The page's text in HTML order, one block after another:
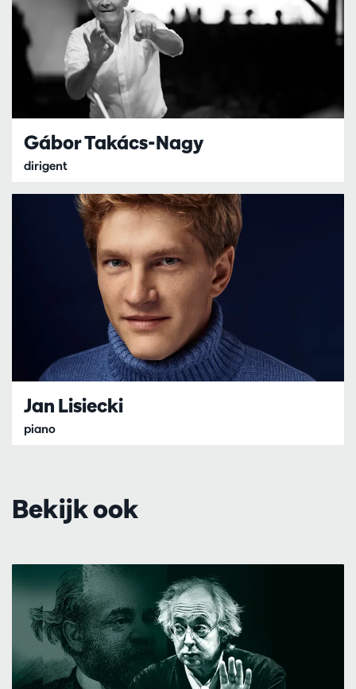
Gábor Takács-Nagy
dirigent
Jan Lisiecki
piano
Bekijk ook